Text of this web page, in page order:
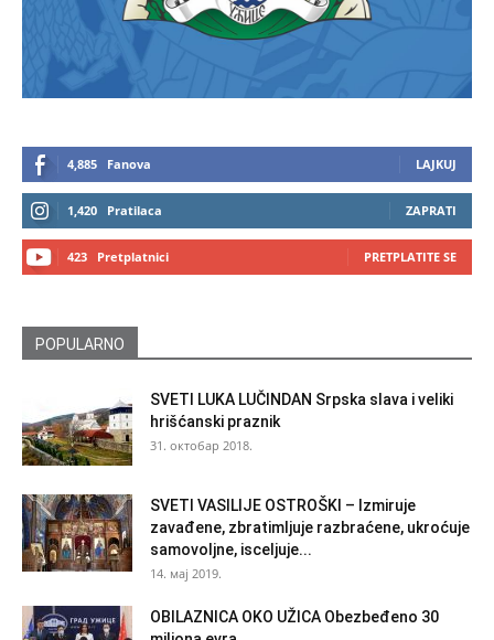
4,885 Fanova LAJKUJ
1,420 Pratilaca ZAPRATI
423 Pretplatnici PRETPLATITE SE
POPULARNO
SVETI LUKA LUČINDAN Srpska slava i veliki
hrišćanski praznik
31. октобар 2018.
SVETI VASILIJE OSTROŠKI – Izmiruje
zavađene, zbratimljuje razbraćene, ukroćuje
samovoljne, isceljuje...
14. мај 2019.
OBILAZNICA OKO UŽICA Obezbeđeno 30